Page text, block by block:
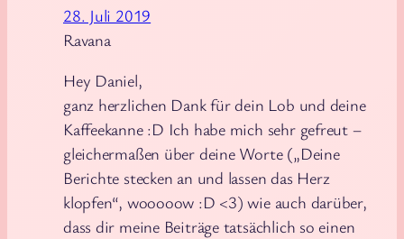
28. Juli 2019
Ravana
Hey Daniel,
ganz herzlichen Dank für dein Lob und deine
Kaffeekanne :D Ich habe mich sehr gefreut –
gleichermaßen über deine Worte („Deine
Berichte stecken an und lassen das Herz
klopfen“, wooooow :D <3) wie auch darüber,
dass dir meine Beiträge tatsächlich so einen